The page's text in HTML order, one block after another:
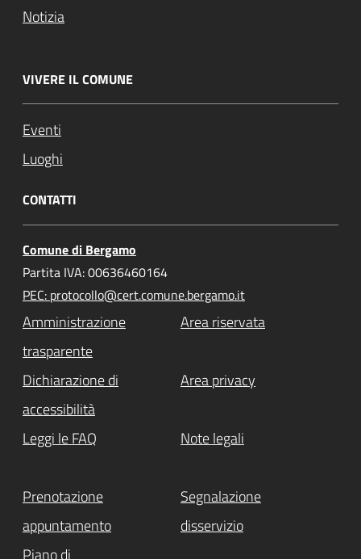
Notizia
VIVERE IL COMUNE
Eventi
Luoghi
CONTATTI
Comune di Bergamo
Partita IVA: 00636460164
PEC: protocollo@cert.comune.bergamo.it
Amministrazione
trasparente
Area riservata
Dichiarazione di
accessibilità
Area privacy
Leggi le FAQ Note legali
Prenotazione
appuntamento
Segnalazione
disservizio
Piano di